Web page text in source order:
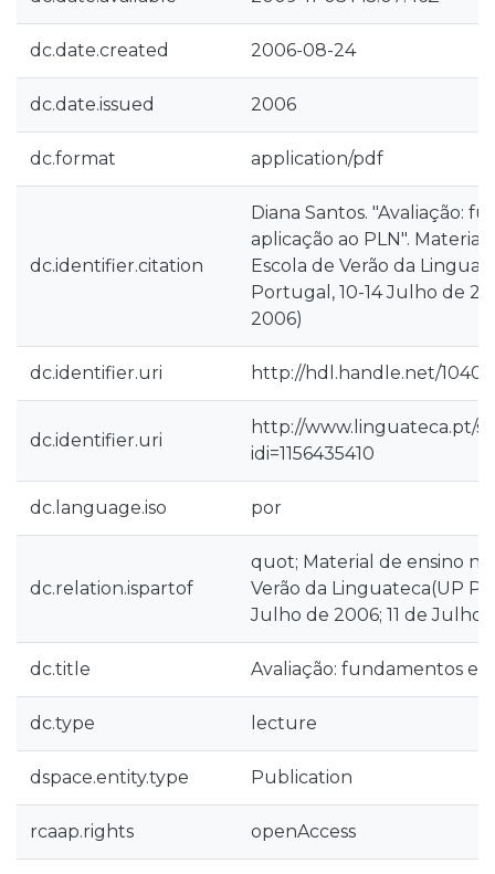
dc.date.created 2006-08-24
dc.date.issued 2006
dc.format application/pdf
dc.identifier.citation
Diana Santos. "Avaliação:
aplicação ao PLN".
Escola de Verão da
Portugal, 10-14 Julho de
2006)
dc.identifier.uri http://hdl.handle.net/
dc.identifier.uri
http://www.linguateca.pt/
idi=1156435410
dc.language.iso por
dc.relation.ispartof
quot; Material de ensino na
Verão da Linguateca(UP
Julho de 2006; 11 de Julho
dc.title Avaliação: fundamentos e
dc.type lecture
dspace.entity.type Publication
rcaap.rights openAccess